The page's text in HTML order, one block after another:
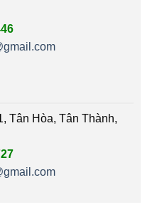
Tân Hòa, Tân Thành,